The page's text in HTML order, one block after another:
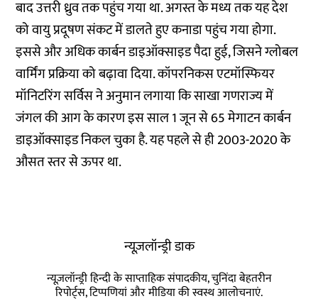
बाद उत्तरी ध्रुव तक पहुंच गया था. अगस्त के मध्य तक यह देश
को वायु प्रदूषण संकट में डालते हुए कनाडा पहुंच गया होगा.
इससे और अधिक कार्बन डाइऑक्साइड पैदा हुई, जिसने ग्लोबल
वार्मिंग प्रक्रिया को बढ़ावा दिया. कॉपरनिकस एटमॉस्फियर
मॉनिटरिंग सर्विस ने अनुमान लगाया कि साखा गणराज्य में
जंगल की आग के कारण इस साल 1 जून से 65 मेगाटन कार्बन
डाइऑक्साइड निकल चुका है. यह पहले से ही 2003-2020 के
औसत स्तर से ऊपर था.
न्यूज़लॉन्ड्री डाक
न्यूज़लॉन्ड्री हिन्दी के साप्ताहिक संपादकीय, चुनिंदा बेहतरीन
रिपोर्ट्स, टिप्पणियां और मीडिया की स्वस्थ आलोचनाएं.